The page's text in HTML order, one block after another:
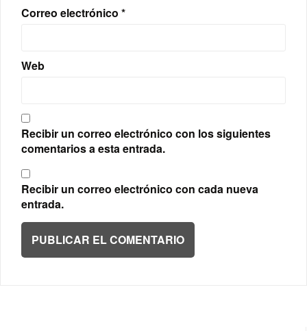
Correo electrónico *
Web
Recibir un correo electrónico con los siguientes
comentarios a esta entrada.
Recibir un correo electrónico con cada nueva
entrada.